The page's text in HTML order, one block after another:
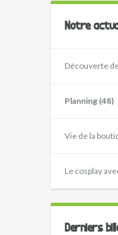
Notre
Découverte
Planning (48)
Vie de la
Le cosplay
Derniers